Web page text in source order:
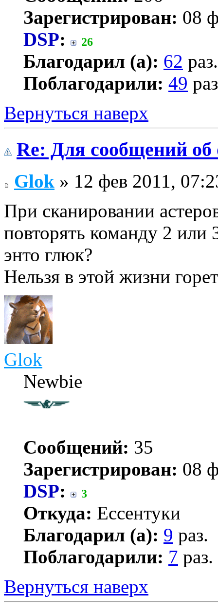
Зарегистрирован: 08
DSP: 26
Благодарил (а): 62 раз.
Поблагодарили: 49
Вернуться наверх
Re: Для сообщений
Glok » 12 фев 2011,
При сканировании
повторять команду 2 или
энто глюк?
Нельзя в этой жизни
Glok
Newbie
Сообщений: 35
Зарегистрирован: 08
DSP: 3
Откуда: Ессентуки
Благодарил (а): 9 раз.
Поблагодарили: 7 раз.
Вернуться наверх